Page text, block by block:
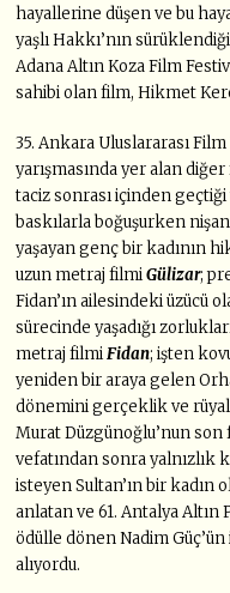
hayallerine düşen ve bu
yaşlı Hakkı’nın
Adana Altın Koza Film
sahibi olan film, Hikmet
35. Ankara Uluslararası
yarışmasında yer alan
taciz sonrası içinden
baskılarla boğuşurken
yaşayan genç bir kadının
uzun metraj filmiGülizar;
Fidan’ın ailesindeki üzücü
sürecinde yaşadığı
metraj filmiFidan; işten
yeniden bir araya gelen
dönemini gerçeklik ve
Murat Düzgünoğlu’nun
vefatından sonra yalnızlık
isteyen Sultan’ın bir kadın
anlatan ve 61. Antalya
ödülle dönen Nadim
alıyordu.